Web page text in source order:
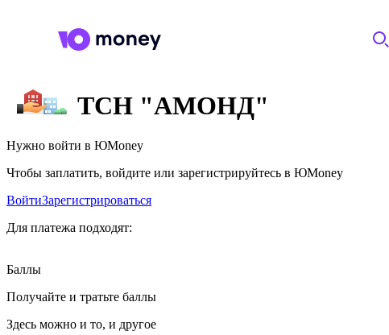
ТСН "АМОНД"
Нужно войти в ЮMoney
Чтобы заплатить, войдите или зарегистрируйтесь в ЮMoney
ВойтиЗарегистрироваться
Для платежа подходят:
Баллы
Получайте и тратьте баллы
Здесь можно и то, и другое